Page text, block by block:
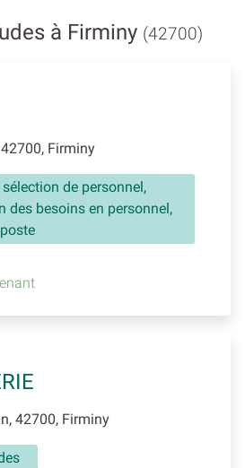
à Firminy (42700)
Firminy
sélection de personnel,
des besoins en personnel,
42700, Firminy